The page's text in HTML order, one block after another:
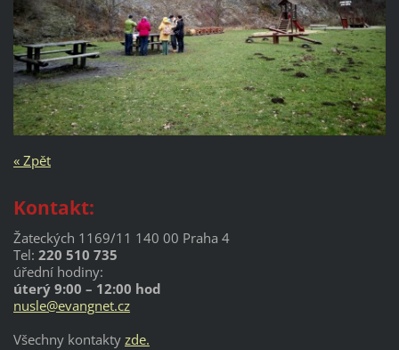
« Zpět
Kontakt:
Žateckých 1169/11 140 00 Praha 4
Tel: 220 510 735
úřední hodiny:
úterý 9:00 – 12:00 hod
nusle@evangnet.cz
Všechny kontakty zde.